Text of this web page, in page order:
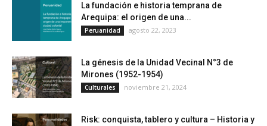
La fundación e historia temprana de
Arequipa: el origen de una...
Peruanidad agosto 22, 2023
La génesis de la Unidad Vecinal N°3 de
Mirones (1952-1954)
Culturales noviembre 21, 2024
Risk: conquista, tablero y cultura – Historia y